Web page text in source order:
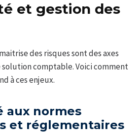
et gestion des
des risques sont des axes
comptable. Voici comment
à ces enjeux.
aux normes
et réglementaires